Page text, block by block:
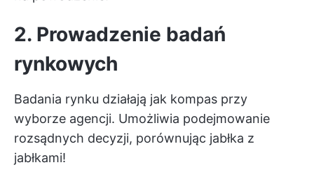
2. Prowadzenie badań
rynkowych
Badania rynku działają jak kompas przy
wyborze agencji. Umożliwia podejmowanie
rozsądnych decyzji, porównując jabłka z
jabłkami!